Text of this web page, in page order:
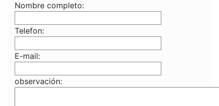
Nombre completo:
Telefon:
E-mail:
observación: